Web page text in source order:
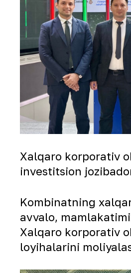
Xalqaro korporativ
investitsion
Kombinatning
avvalo,
Xalqaro korporativ
loyihalarini